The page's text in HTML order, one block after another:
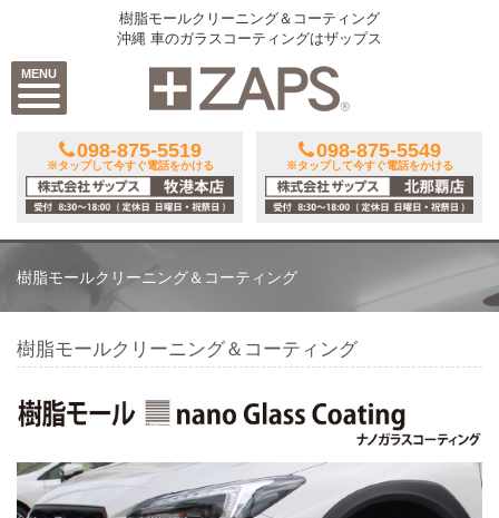
MENU
樹脂モールクリーニング＆コーティング
沖縄 車のガラスコーティングはザップス
098-875-5519
※タップして今すぐ電話をかける
098-875-5549
※タップして今すぐ電話をかける
樹脂モールクリーニング＆コーティング
樹脂モールクリーニング＆コーティング